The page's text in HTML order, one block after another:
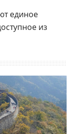
единое
из